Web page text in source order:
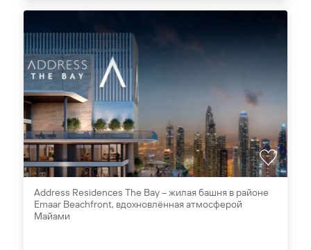
Address Residences The Bay – жилая башня в районе
Emaar Beachfront, вдохновлённая атмосферой
Майами